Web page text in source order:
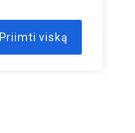
Priimti viską